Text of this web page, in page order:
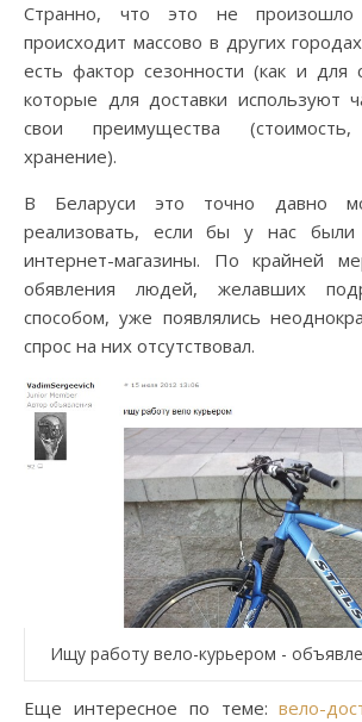
Странно, что это не
происходит массово в других
есть фактор сезонности (как и для
которые для доставки используют
свои преимущества (стоимость,
хранение).
В Беларуси это точно давно
реализовать, если бы у нас были
интернет-магазины. По крайней
обявления людей, желавших
способом, уже появлялись
спрос на них отсутствовал.
Ищу работу вело-курьером -
Еще интересное по теме:вело-